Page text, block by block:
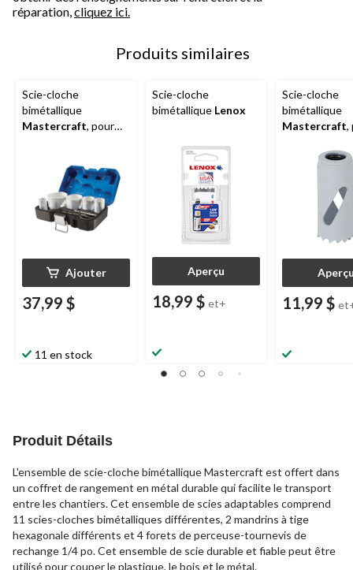
réparation,cliquez ici.
Produits similaires
Scie-cloche
bimétallique
Mastercraft, pour
Ajouter
37,99 $
11 en stock
Scie-cloche
bimétallique Lenox
Aperçu
18,99 $ et+
Scie-cloche
bimétallique
Mastercraft,
plastique
11,99 $
Produit Détails
L'ensemble de scie-cloche bimétallique Mastercraft est offert dans
un coffret de rangement en métal durable qui facilite le transport
entre les chantiers. Cet ensemble de scies adaptables comprend
11 scies-cloches bimétalliques différentes, 2 mandrins à tige
hexagonale différents et 4 forets de perceuse-tournevis de
rechange 1/4 po. Cet ensemble de scie durable et fiable peut être
utilisé pour couper le plastique, le bois et le métal.